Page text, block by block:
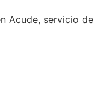
Acude, servicio de